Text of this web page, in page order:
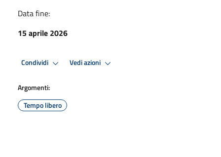
Data fine:
15 aprile 2026
Condividi Vedi azioni
Argomenti:
Tempo libero